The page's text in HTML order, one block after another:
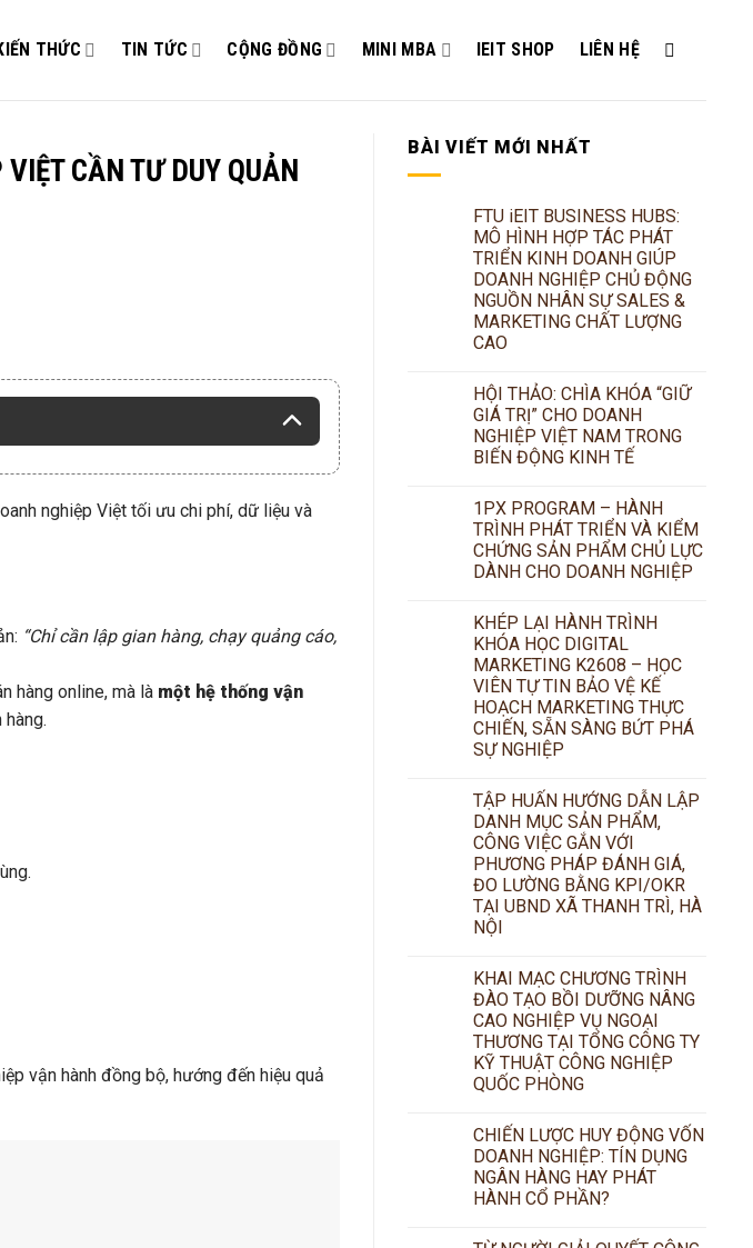
THỨC TIN TỨC CỘNG ĐỒNG MINI MBA IEIT SHOP LIÊN HỆ
CẦN TƯ DUY QUẢN
nghiệp Việt tối ưu chi phí, dữ liệu và
“Chỉ cần lập gian hàng, chạy quảng cáo,
hàng online, mà là một hệ thống vận
vận hành đồng bộ, hướng đến hiệu quả
BÀI VIẾT MỚI NHẤT
FTU iEIT BUSINESS HUBS:
MÔ HÌNH HỢP TÁC PHÁT
TRIỂN KINH DOANH GIÚP
DOANH NGHIỆP CHỦ ĐỘNG
NGUỒN NHÂN SỰ SALES &
MARKETING CHẤT LƯỢNG
CAO
HỘI THẢO: CHÌA KHÓA “GIỮ
GIÁ TRỊ” CHO DOANH
NGHIỆP VIỆT NAM TRONG
BIẾN ĐỘNG KINH TẾ
1PX PROGRAM – HÀNH
TRÌNH PHÁT TRIỂN VÀ KIỂM
CHỨNG SẢN PHẨM CHỦ LỰC
DÀNH CHO DOANH NGHIỆP
KHÉP LẠI HÀNH TRÌNH
KHÓA HỌC DIGITAL
MARKETING K2608 – HỌC
VIÊN TỰ TIN BẢO VỆ KẾ
HOẠCH MARKETING THỰC
CHIẾN, SẴN SÀNG BỨT PHÁ
SỰ NGHIỆP
TẬP HUẤN HƯỚNG DẪN LẬP
DANH MỤC SẢN PHẨM,
CÔNG VIỆC GẮN VỚI
PHƯƠNG PHÁP ĐÁNH GIÁ,
ĐO LƯỜNG BẰNG KPI/OKR
TẠI UBND XÃ THANH TRÌ, HÀ
NỘI
KHAI MẠC CHƯƠNG TRÌNH
ĐÀO TẠO BỒI DƯỠNG NÂNG
CAO NGHIỆP VỤ NGOẠI
THƯƠNG TẠI TỔNG CÔNG TY
KỸ THUẬT CÔNG NGHIỆP
QUỐC PHÒNG
CHIẾN LƯỢC HUY ĐỘNG VỐN
DOANH NGHIỆP: TÍN DỤNG
NGÂN HÀNG HAY PHÁT
HÀNH CỔ PHẦN?